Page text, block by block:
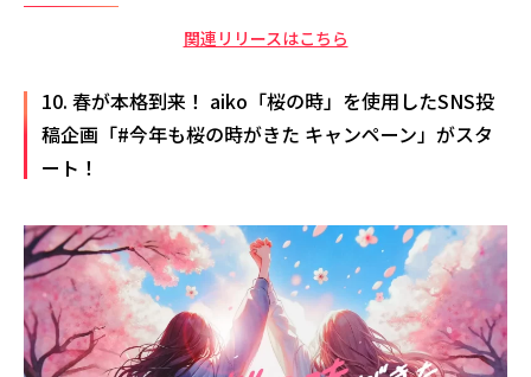
関連リリースはこちら
10. 春が本格到来！ aiko「桜の時」を使用したSNS投
稿企画「#今年も桜の時がきた キャンペーン」がスタ
ート！